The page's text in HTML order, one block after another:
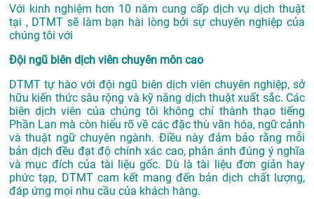
Với kinh nghiệm hơn 10 năm cung cấp dịch vụdịch thuật
tại , DTMT sẽ làm bạn hài lòng bởi sự chuyên nghiệp của
chúng tôi với
Đội ngũ biên dịch viên chuyên môn cao
DTMT tự hào với đội ngũ biên dịch viên chuyên nghiệp, sở
hữu kiến thức sâu rộng và kỹ năng dịch thuật xuất sắc. Các
biên dịch viên của chúng tôi không chỉ thành thạo tiếng
Phần Lan mà còn hiểu rõ về các đặc thù văn hóa, ngữ cảnh
và thuật ngữ chuyên ngành. Điều này đảm bảo rằng mỗi
bản dịch đều đạt độ chính xác cao, phản ánh đúng ý nghĩa
và mục đích của tài liệu gốc. Dù là tài liệu đơn giản hay
phức tạp, DTMT cam kết mang đến bản dịch chất lượng,
đáp ứng mọi nhu cầu của khách hàng.